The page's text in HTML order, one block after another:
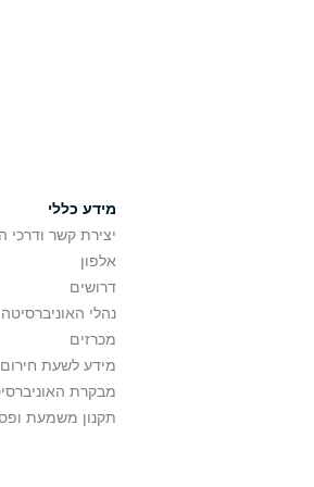
מידע כללי
יצירת קשר ודרכי
אלפון
דרושים
נהלי האוניברסיטה
מכרזים
מידע לשעת חירום
מבקרת
תקנון משמעת